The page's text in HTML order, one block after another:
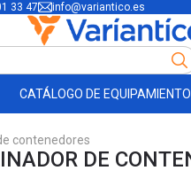
33 47 info@variantico.es
CATÁLOGO DE EQUIPAMIENTO
Accesorios para carretillas
Útiles de almacén
Productos de plástico y
Encofrado
contenedores
DE